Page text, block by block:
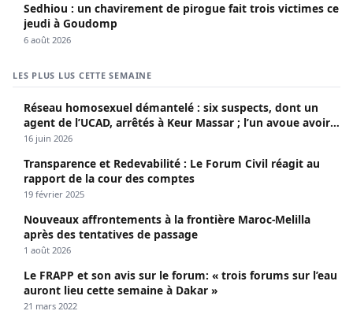
Sedhiou : un chavirement de pirogue fait trois victimes ce
jeudi à Goudomp
6 août 2026
LES PLUS LUS CETTE SEMAINE
Réseau homosexuel démantelé : six suspects, dont un
agent de l’UCAD, arrêtés à Keur Massar ; l’un avoue avoir
propagé le VIH depuis 2018
16 juin 2026
Transparence et Redevabilité : Le Forum Civil réagit au
rapport de la cour des comptes
19 février 2025
Nouveaux affrontements à la frontière Maroc-Melilla
après des tentatives de passage
1 août 2026
Le FRAPP et son avis sur le forum: « trois forums sur l’eau
auront lieu cette semaine à Dakar »
21 mars 2022